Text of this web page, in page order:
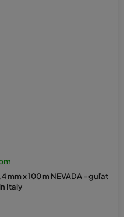
mm x 100 m NEVADA - guľat
Italy